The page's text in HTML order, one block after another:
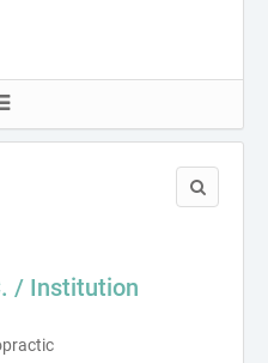
/ Institution